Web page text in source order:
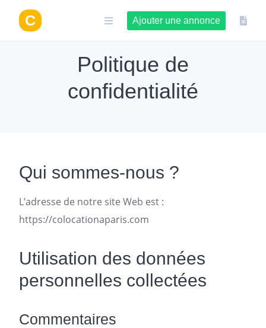
contenu
Ajouter une annonce
Politique de
confidentialité
Qui sommes-nous ?
L’adresse de notre site Web est :
https://colocationaparis.com
Utilisation des données
personnelles collectées
Commentaires